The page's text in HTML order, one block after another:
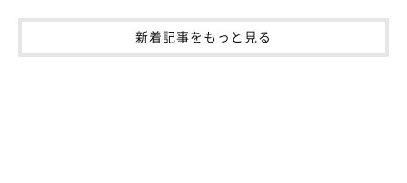
新着記事をもっと見る